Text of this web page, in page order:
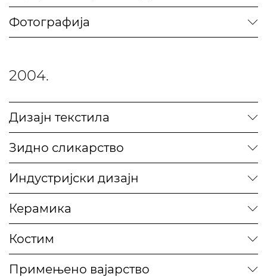
Фотографија
2004.
Дизајн текстила
Зидно сликарство
Индустријски дизајн
Керамика
Костим
Примењено вајарство